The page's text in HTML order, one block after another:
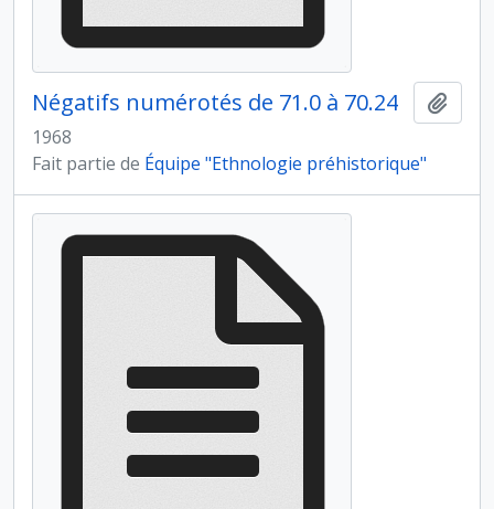
Négatifs numérotés de 71.0 à 70.24
1968
Fait partie de Équipe "Ethnologie préhistorique"